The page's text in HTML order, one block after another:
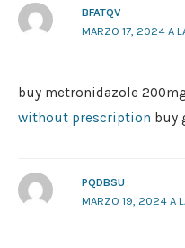
BFATQV
MARZO 17, 2024 A
buy metronidazole
without prescription buy
PQDBSU
MARZO 19, 2024 A